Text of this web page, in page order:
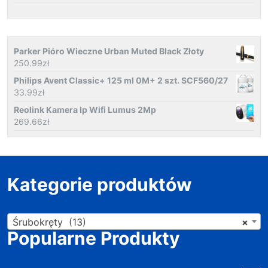
Parker Pióro Wieczne Urban Muted Black Złoty
250.99zł
Philips Avent Classic+ 125 ml 0M+ 2 szt. SCF560/27
33.99zł
Reolink Kamera Ip Wifi Lumus 2Mp
269.66zł
Kategorie produktów
×
Śrubokręty (13)
Popularne Produkty